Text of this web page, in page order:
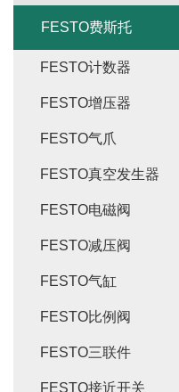
FESTO费斯托
FESTO计数器
FESTO增压器
FESTO气爪
FESTO真空发生器
FESTO电磁阀
FESTO减压阀
FESTO气缸
FESTO比例阀
FESTO三联件
FESTO接近开关